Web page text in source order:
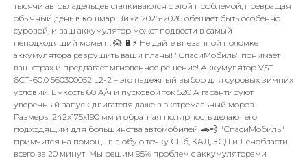
тысячи автовладельцев сталкиваются с этой проблемой, превращая
обычный день в кошмар. Зима 2025-2026 обещает быть особенно
суровой, и ваш аккумулятор может подвести в самый
неподходящий момент. 😱 🔋⚡️ Не дайте внезапной поломке
аккумулятора разрушить ваши планы! "СпасиМобиль" понимает
ваш страх и предлагает мгновенное решение! Аккумулятор VST
6СТ-60.0 560300052 L2-2 – это надежный выбор для суровых зимних
условий. Емкость 60 А/ч и пусковой ток 520 А гарантируют
уверенный запуск двигателя даже в экстремальный мороз.
Размеры 242x175x190 мм и обратная полярность делают его
подходящим для большинства автомобилей. 🚗💨 "СпасиМобиль"
примчится на помощь в любую точку СПб, КАД, ЗСД и Ленобласти
всего за 20 минут! Мы решим 95% проблем с аккумуляторами